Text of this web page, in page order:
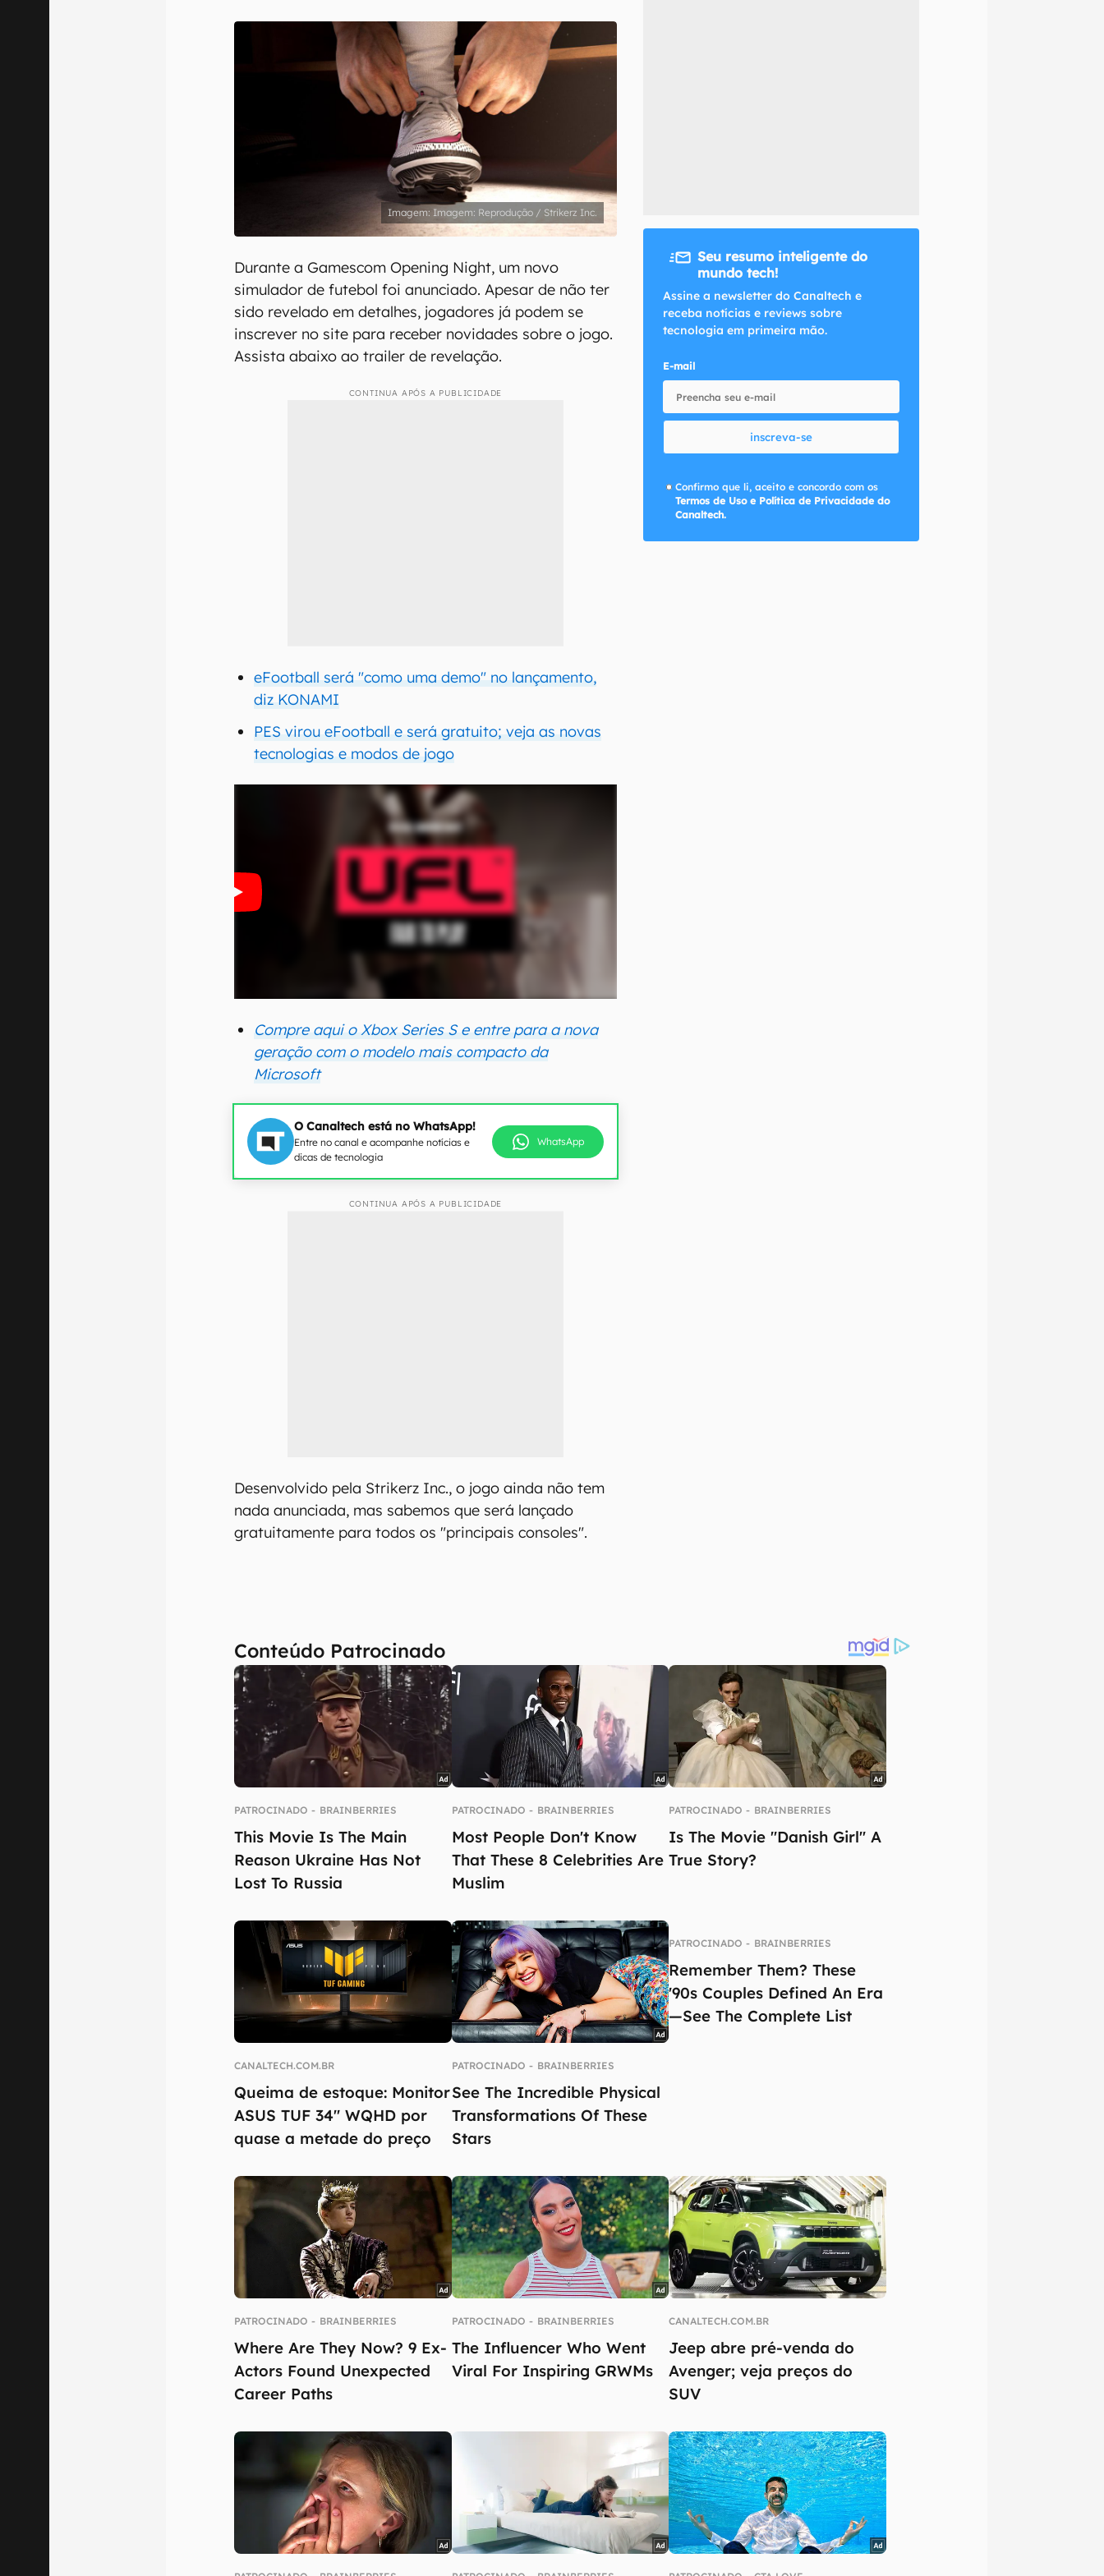
inscreva-se
Confirmo que li, aceito e concordo com os Termos de Uso e Política de Privacidade do Canaltech.
Imagem: Reprodução / Strikerz Inc.
Durante a Gamescom Opening Night, um novo
simulador de futebol foi anunciado. Apesar de não ter
sido revelado em detalhes, jogadores já podem se
inscrever no site para receber novidades sobre o jogo.
Assista abaixo ao trailer de revelação.
CONTINUA APÓS A PUBLICIDADE
eFootball será "como uma demo" no lançamento,
diz KONAMI
PES virou eFootball e será gratuito; veja as novas
tecnologias e modos de jogo
Compre aqui o Xbox Series S e entre para a nova
geração com o modelo mais compacto da
Microsoft
O Canaltech está no WhatsApp!
Entre no canal e acompanhe notícias e
dicas de tecnologia
WhatsApp
CONTINUA APÓS A PUBLICIDADE
Desenvolvido pela Strikerz Inc., o jogo ainda não tem
nada anunciada, mas sabemos que será lançado
gratuitamente para todos os "principais consoles".
Seu resumo inteligente do
mundo tech!
Assine a newsletter do Canaltech e
receba notícias e reviews sobre
tecnologia em primeira mão.
E-mail
inscreva-se
Confirmo que li, aceito e concordo com os
Termos de Uso e Política de Privacidade do
Canaltech.